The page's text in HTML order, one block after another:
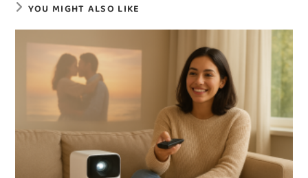
YOU MIGHT ALSO LIKE